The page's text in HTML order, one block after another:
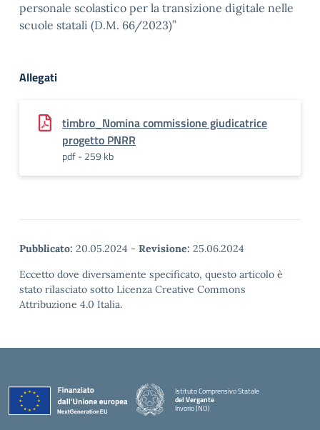
personale scolastico per la transizione digitale nelle
scuole statali (D.M. 66/2023)”
Allegati
timbro_Nomina commissione giudicatrice
progetto PNRR
pdf - 259 kb
Pubblicato: 20.05.2024 - Revisione: 25.06.2024
Eccetto dove diversamente specificato, questo articolo è
stato rilasciato sotto Licenza Creative Commons
Attribuzione 4.0 Italia.
Istituto Comprensivo Statale
del Vergante
Invorio (NO)